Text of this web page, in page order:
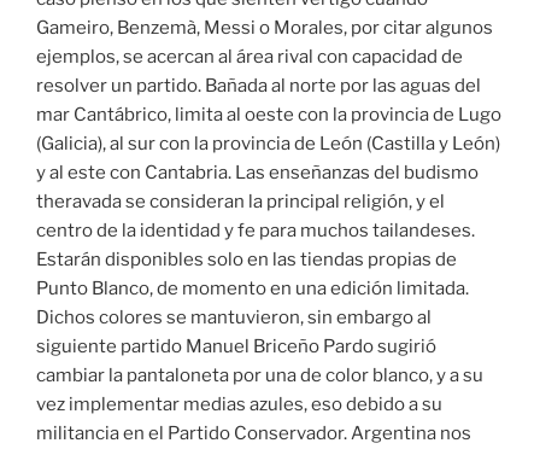
Gameiro, Benzemà, Messi o Morales, por citar algunos
ejemplos, se acercan al área rival con capacidad de
resolver un partido. Bañada al norte por las aguas del
mar Cantábrico, limita al oeste con la provincia de Lugo
(Galicia), al sur con la provincia de León (Castilla y León)
y al este con Cantabria. Las enseñanzas del budismo
theravada se consideran la principal religión, y el
centro de la identidad y fe para muchos tailandeses.
Estarán disponibles solo en las tiendas propias de
Punto Blanco, de momento en una edición limitada.
Dichos colores se mantuvieron, sin embargo al
siguiente partido Manuel Briceño Pardo sugirió
cambiar la pantaloneta por una de color blanco, y a su
vez implementar medias azules, eso debido a su
militancia en el Partido Conservador. Argentina nos